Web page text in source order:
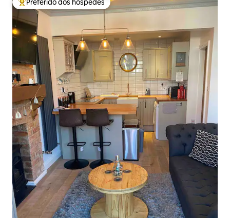
Entre os melhores preferidos dos hóspedes
Preferido dos hóspedes